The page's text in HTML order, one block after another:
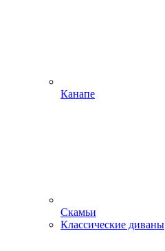
Канапе
Скамьи
Классические диваны